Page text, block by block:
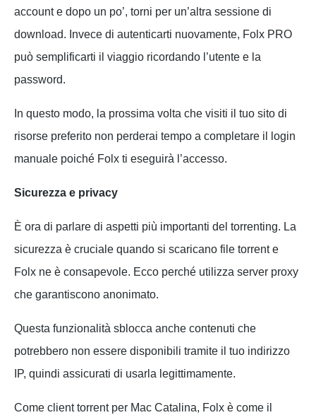
account e dopo un po’, torni per un’altra sessione di
download. Invece di autenticarti nuovamente, Folx PRO
può semplificarti il viaggio ricordando l’utente e la
password.
In questo modo, la prossima volta che visiti il tuo sito di
risorse preferito non perderai tempo a completare il login
manuale poiché Folx ti eseguirà l’accesso.
Sicurezza e privacy
È ora di parlare di aspetti più importanti del torrenting. La
sicurezza è cruciale quando si scaricano file torrent e
Folx ne è consapevole. Ecco perché utilizza server proxy
che garantiscono anonimato.
Questa funzionalità sblocca anche contenuti che
potrebbero non essere disponibili tramite il tuo indirizzo
IP, quindi assicurati di usarla legittimamente.
Come client torrent per Mac Catalina, Folx è come il